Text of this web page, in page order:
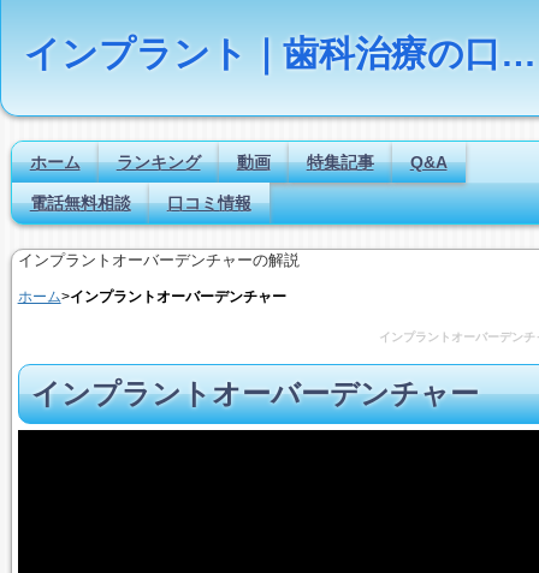
インプラント｜歯科治療の口コミ評判ランキング
ホーム ランキング 動画 特集記事 Q&A
電話無料相談 口コミ情報
インプラントオーバーデンチャーの解説
ホーム>インプラントオーバーデンチャー
インプラントオーバーデンチ
インプラントオーバーデンチャー